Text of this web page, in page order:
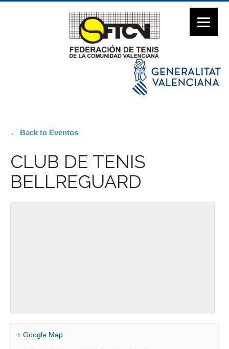
← Back to Eventos
CLUB DE TENIS
BELLREGUARD
+ Google Map